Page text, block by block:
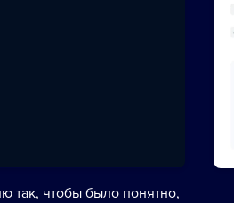
так, чтобы было понятно,